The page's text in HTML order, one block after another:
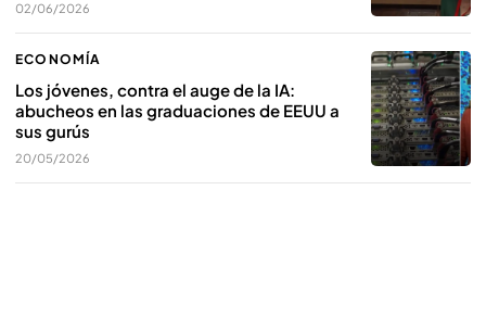
02/06/2026
ECONOMÍA
Los jóvenes, contra el auge de la IA:
abucheos en las graduaciones de EEUU a
sus gurús
20/05/2026